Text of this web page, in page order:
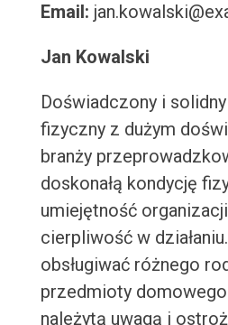
Email:
Jan Kowalski
Doświadczony i
fizyczny z dużym
branży
doskonałą kondycję
umiejętność
cierpliwość w
obsługiwać różnego
przedmioty
należytą uwagą i